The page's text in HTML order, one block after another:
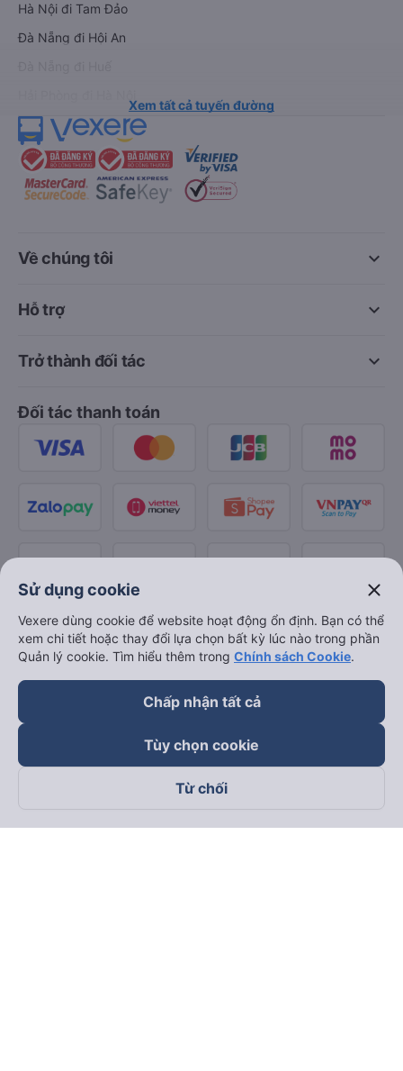
Hà Nội đi Tam Đảo
Đà Nẵng đi Hội An
Xem tất cả tuyến đường
keyboard_arrow_down
Về chúng tôi
keyboard_arrow_down
Hỗ trợ
keyboard_arrow_down
Trở thành đối tác
Đối tác thanh toán
Theo dõi chúng tôi trên
Sử dụng cookie close
Vexere dùng cookie để website hoạt động ổn định. Bạn có thể
xem chi tiết hoặc thay đổi lựa chọn bất kỳ lúc nào trong phần
Quản lý cookie. Tìm hiểu thêm trong Chính sách Cookie.
Chấp nhận tất cả
Tùy chọn cookie
Từ chối